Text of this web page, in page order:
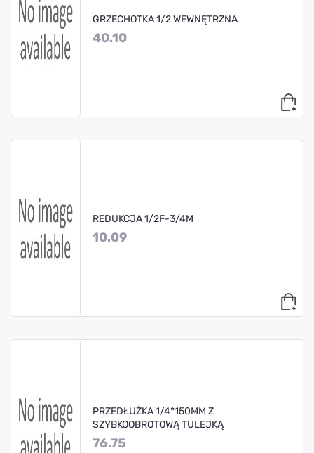
GRZECHOTKA 1/2 WEWNĘTRZNA
40.10
REDUKCJA 1/2F-3/4M
10.09
PRZEDŁUŻKA 1/4*150MM Z
SZYBKOOBROTOWĄ TULEJKĄ
76.75